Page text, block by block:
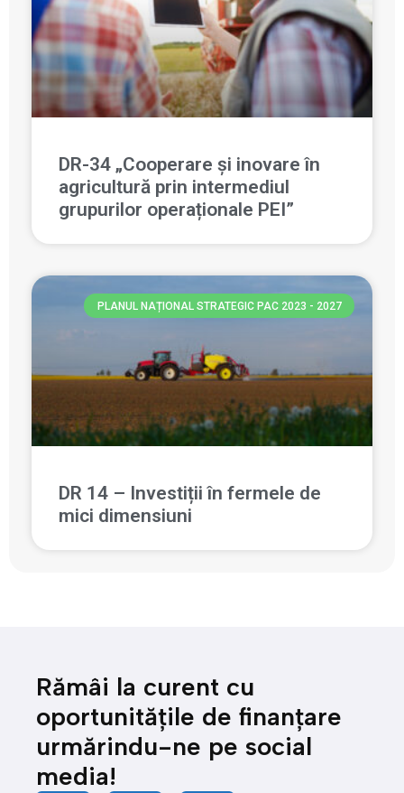
DR-34 „Cooperare și inovare în
agricultură prin intermediul
grupurilor operaționale PEI”
PLANUL NAȚIONAL STRATEGIC PAC 2023 - 2027
DR 14 – Investiții în fermele de
mici dimensiuni
Rămâi la curent cu
oportunitățile de finanțare
urmărindu-ne pe social
media!